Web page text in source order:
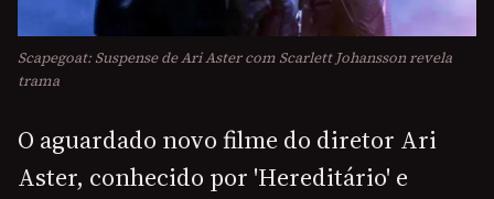
Scapegoat: Suspense de Ari Aster com Scarlett Johansson revela
trama
O aguardado novo filme do diretor Ari
Aster, conhecido por 'Hereditário' e